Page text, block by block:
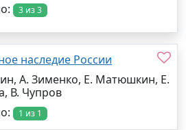
3 из 3
наследие России
А. Зименко, Е. Матюшкин, Е.
В. Чупров
1 из 1